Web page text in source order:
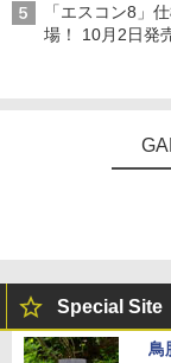
「エスコン8」
場！ 10月2日発
Special Site
鳥